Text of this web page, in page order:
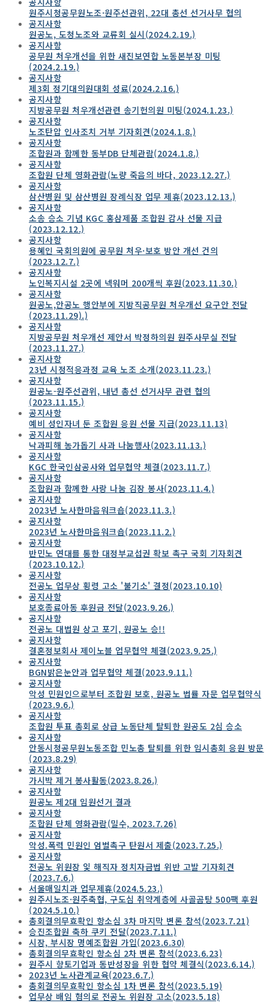
원주시청공무원노조·원주선관위, 22대 총선 선거사무 협의
공지사항
원공노, 도청노조와 교류회 실시(2024.2.19.)
공지사항
공무원 처우개선을 위한 새진보연합 노동본부장 미팅
(2024.2.19.)
공지사항
제3회 정기대의원대회 성료(2024.2.16.)
공지사항
지방공무원 처우개선관련 송기헌의원 미팅(2024.1.23.)
공지사항
노조탄압 인사조치 거부 기자회견(2024.1.8.)
공지사항
조합원과 함께한 동부DB 단체관람(2024.1.8.)
공지사항
조합원 단체 영화관람(노량 죽음의 바다, 2023.12.27.)
공지사항
삼산병원 및 삼산병원 장례식장 업무 제휴(2023.12.13.)
공지사항
소송 승소 기념 KGC 홍삼제품 조합원 감사 선물 지급
(2023.12.12.)
공지사항
용혜인 국회의원에 공무원 처우·보호 방안 개선 건의
(2023.12.7.)
공지사항
노인복지시설 2곳에 넥워머 200개씩 후원(2023.11.30.)
공지사항
원공노,안공노 행안부에 지방직공무원 처우개선 요구안 전달
(2023.11.29).)
공지사항
지방공무원 처우개선 제안서 박정하의원 원주사무실 전달
(2023.11.27.)
공지사항
23년 시정적응과정 교육 노조 소개(2023.11.23.)
공지사항
원공노-원주선관위, 내년 총선 선거사무 관련 협의
(2023.11.15.)
공지사항
예비 성인자녀 둔 조합원 응원 선물 지급(2023.11.13)
공지사항
낙과피해 농가돕기 사과 나눔행사(2023.11.13.)
공지사항
KGC 한국인삼공사와 업무협약 체결(2023.11.7.)
공지사항
조합원과 함께한 사랑 나눔 김장 봉사(2023.11.4.)
공지사항
2023년 노사한마음워크숍(2023.11.3.)
공지사항
2023년 노사한마음워크숍(2023.11.2.)
공지사항
반민노 연대를 통한 대정부교섭권 확보 촉구 국회 기자회견
(2023.10.12.)
공지사항
전공노 업무상 횡령 고소 '불기소' 결정(2023.10.10)
공지사항
보호종료아동 후원금 전달(2023.9.26.)
공지사항
전공노 대법원 상고 포기, 원공노 승!!
공지사항
결혼정보회사 제이노블 업무협약 체결(2023.9.25.)
공지사항
BGN밝은눈안과 업무협약 체결(2023.9.11.)
공지사항
악성 민원인으로부터 조합원 보호, 원공노 법률 자문 업무협약식
(2023.9.6.)
공지사항
조합원 투표 총회로 상급 노동단체 탈퇴한 원공도 2심 승소
공지사항
안동시청공무원노동조합 민노총 탈퇴를 위한 임시총회 응원 방문
(2023.8.29)
공지사항
가시박 제거 봉사활동(2023.8.26.)
공지사항
원공노 제2대 임원선거 결과
공지사항
조합원 단체 영화관람(밀수, 2023.7.26)
공지사항
악성.폭력 민원인 엄벌촉구 탄원서 제출(2023.7.25.)
공지사항
전공노 위원장 잋 해직자 정치자금법 위반 고발 기자회견
(2023.7.6.)
서울매일치과 업무제휴(2024.5.23.)
원주시노조·원주축협, 구도심 취약계층에 사골곰탕 500팩 후원
(2024.5.10.)
총회결의무효확인 항소심 3차 마지막 변론 참석(2023.7.21)
승진조합원 축하 쿠키 전달(2023.7.11.)
시장, 부시장 명예조합원 가입(2023.6.30)
총회결의무효확인 항소심 2차 변론 참석(2023.6.23)
원주시 향토기업과 동반성장을 위한 협약 체결식(2023.6.14.)
2023년 노사관계교육(2023.6.7.)
총회결의무효확인 항소심 1차 변론 참석(2023.5.19)
업무상 배임 혐의로 전공노 위원장 고소(2023.5.18)